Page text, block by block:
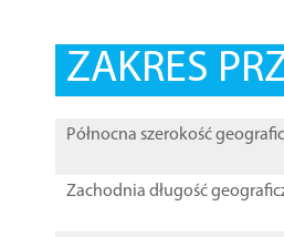
ZAKRES
Północna szerokość
Zachodnia długość